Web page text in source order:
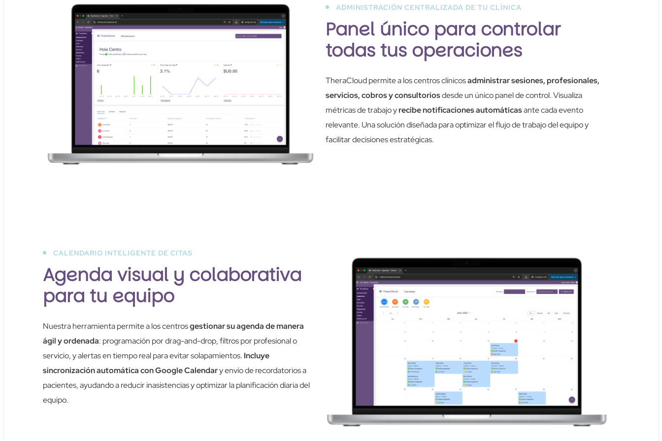
ADMINISTRACIÓN CENTRALIZADA DE TU CLÍNICA
Panel único para controlar
todas tus operaciones
TheraCloud permite a los centros clínicosadministrar sesiones, profesionales,
servicios, cobros y consultoriosdesde un único panel de control. Visualiza
métricas de trabajo yrecibe notificaciones automáticasante cada evento
relevante. Una solución diseñada para optimizar el flujo de trabajo del equipo y
facilitar decisiones estratégicas.
CALENDARIO INTELIGENTE DE CITAS
Agenda visual y colaborativa
para tu equipo
Nuestra herramienta permite a los centrosgestionar su agenda de manera
ágil y ordenada: programación por drag-and-drop, filtros por profesional o
servicio, y alertas en tiempo real para evitar solapamientos. Incluye
sincronización automática con Google Calendary envío de recordatorios a
pacientes, ayudando a reducir inasistencias y optimizar la planificación diaria del
equipo.